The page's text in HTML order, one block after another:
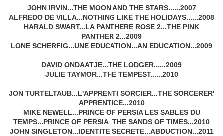
JOHN IRVIN...THE MOON AND THE STARS......2007
ALFREDO DE VILLA...NOTHING LIKE THE HOLIDAYS......2008
HARALD SWART...LA PANTHERE ROSE 2...THE PINK
PANTHER 2...2009
LONE SCHERFIG...UNE EDUCATION...AN EDUCATION...2009
DAVID ONDAATJE...THE LODGER......2009
JULIE TAYMOR...THE TEMPEST......2010
JON TURTELTAUB...L'APPRENTI SORCIER...THE SORCERER'
APPRENTICE...2010
MIKE NEWELL...PRINCE OF PERSIA LES SABLES DU
TEMPS...PRINCE OF PERSIA THE SANDS OF TIMES...2010
JOHN SINGLETON...IDENTITE SECRETE...ABDUCTION...2011